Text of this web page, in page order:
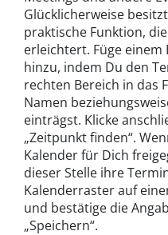
Glücklicherweise
praktische Funktion,
erleichtert. Füge
hinzu, indem Du den
rechten Bereich in das
Namen
einträgst. Klicke
„Zeitpunkt finden“.
Kalender für Dich
dieser Stelle ihre
Kalenderraster auf
und bestätige die
„Speichern“.